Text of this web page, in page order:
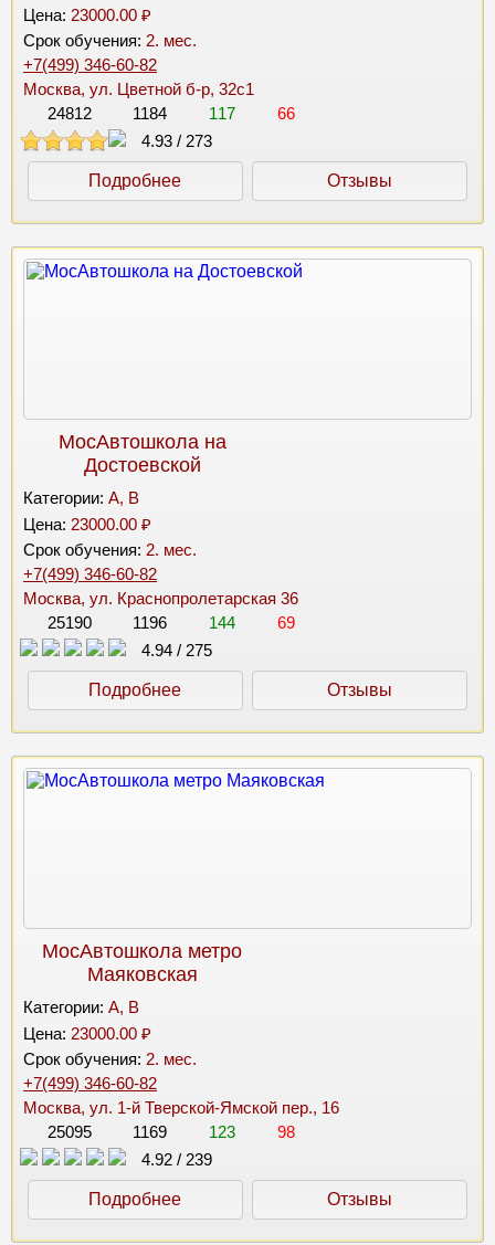
Цена: 23000.00 ₽
Срок обучения: 2. мес.
+7(499) 346-60-82
Москва, ул. Цветной б-р, 32с1
24812
1184 117
66
4.93 / 273
Подробнее Отзывы
МосАвтошкола на
Достоевской
Категории: A, B
Цена: 23000.00 ₽
Срок обучения: 2. мес.
+7(499) 346-60-82
Москва, ул. Краснопролетарская 36
25190
1196 144
69
4.94 / 275
Подробнее Отзывы
МосАвтошкола метро
Маяковская
Категории: A, B
Цена: 23000.00 ₽
Срок обучения: 2. мес.
+7(499) 346-60-82
Москва, ул. 1-й Тверской-Ямской пер., 16
25095
1169 123
98
4.92 / 239
Подробнее Отзывы